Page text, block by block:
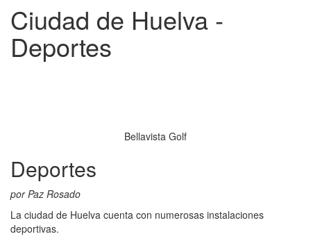
Ciudad de Huelva -
Deportes
Bellavista Golf
Deportes
por Paz Rosado
La ciudad de Huelva cuenta con numerosas instalaciones
deportivas.